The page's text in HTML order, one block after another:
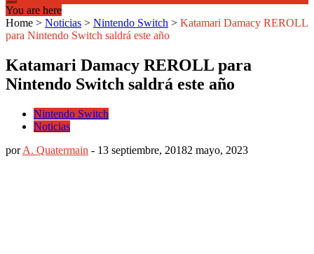
You are here
Home > Noticias > Nintendo Switch > Katamari Damacy REROLL
para Nintendo Switch saldrá este año
Katamari Damacy REROLL para
Nintendo Switch saldrá este año
Nintendo Switch
Noticias
porA. Quatermain - 13 septiembre, 20182 mayo, 2023